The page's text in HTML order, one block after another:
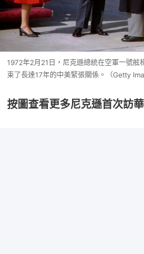
1972年2月21日，尼克遜總統在空軍一號舷
束了長達17年的中美緊張關係。（Getty
按圖查看更多尼克遜首次訪